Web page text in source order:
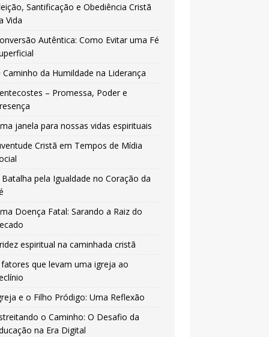
Santificação e Obediência Cristã
Vida
Autêntica: Como Evitar uma Fé
Caminho da Humildade na Liderança
– Promessa, Poder e
janela para nossas vidas espirituais
Cristã em Tempos de Mídia
Batalha pela Igualdade no Coração da
Doença Fatal: Sarando a Raiz do
espiritual na caminhada cristã
fatores que levam uma igreja ao
e o Filho Pródigo: Uma Reflexão
o Caminho: O Desafio da
na Era Digital